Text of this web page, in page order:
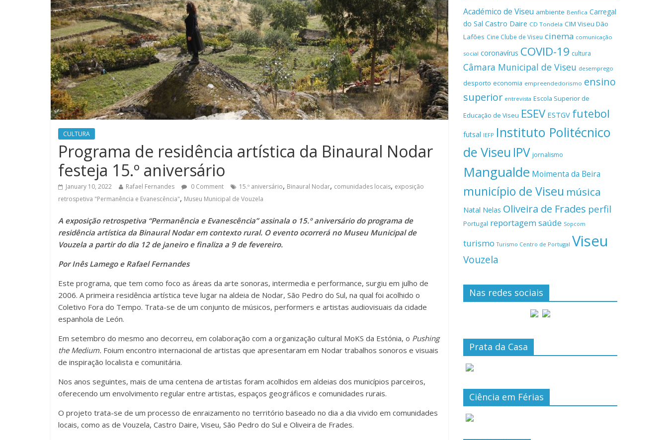
CULTURA
Programa de residência artística da Binaural Nodar
festeja 15.º aniversário
January 10, 2022 Rafael Fernandes 0 Comment 15.º aniversário, Binaural Nodar, comunidades locais, exposição
retrospetiva "Permanência e Evanescência", Museu Municipal de Vouzela
A exposição retrospetiva “Permanência e Evanescência” assinala o 15.º aniversário do programa de
residência artística da Binaural Nodar em contexto rural. O evento ocorrerá no Museu Municipal de
Vouzela a partir do dia 12 de janeiro e finaliza a 9 de fevereiro.
Por Inês Lamego e Rafael Fernandes
Este programa, que tem como foco as áreas da arte sonoras, intermedia e performance, surgiu em julho de
2006. A primeira residência artística teve lugar na aldeia de Nodar, São Pedro do Sul, na qual foi acolhido o
Coletivo Fora do Tempo. Trata-se de um conjunto de músicos, performers e artistas audiovisuais da cidade
espanhola de León.
Em setembro do mesmo ano decorreu, em colaboração com a organização cultural MoKS da Estónia, o Pushing
the Medium. Foium encontro internacional de artistas que apresentaram em Nodar trabalhos sonoros e visuais
de inspiração localista e comunitária.
Nos anos seguintes, mais de uma centena de artistas foram acolhidos em aldeias dos municípios parceiros,
oferecendo um envolvimento regular entre artistas, espaços geográficos e comunidades rurais.
O projeto trata-se de um processo de enraizamento no território baseado no dia a dia vivido em comunidades
locais, como as de Vouzela, Castro Daire, Viseu, São Pedro do Sul e Oliveira de Frades.
Académico de Viseu ambiente Benfica Carregal
do Sal Castro Daire CD Tondela CIM Viseu Dão
Lafões Cine Clube de Viseu cinema comunicação
social coronavírus COVID-19 cultura
Câmara Municipal de Viseu desemprego
desporto economia empreendedorismo ensino
superior entrevista Escola Superior de
Educação de Viseu ESEV ESTGV futebol
futsal IEFP Instituto Politécnico
de Viseu IPV jornalismo
Mangualde Moimenta da Beira
município de Viseu música
Natal Nelas Oliveira de Frades perfil
Portugal reportagemsaúde Sopcom
turismo Turismo Centro de Portugal Viseu
Vouzela
Nas redes sociais
Prata da Casa
Ciência em Férias